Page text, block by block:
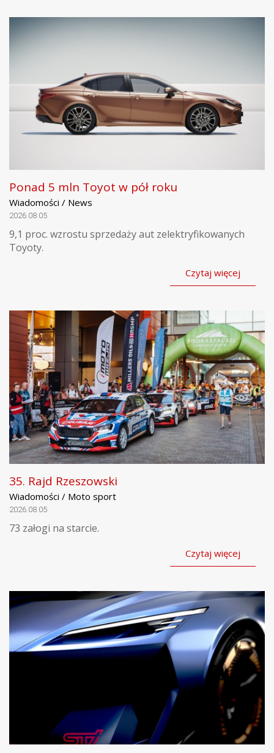
Ponad 5 mln Toyot w pół roku
Wiadomości / News
2026.08.05
9,1 proc. wzrostu sprzedaży aut zelektryfikowanych
Toyoty.
Czytaj więcej
35. Rajd Rzeszowski
Wiadomości / Moto sport
2026.08.05
73 załogi na starcie.
Czytaj więcej